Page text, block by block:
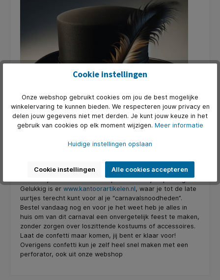
Nu je dit weet, is het de hoogste tijd om je voorraadkast
aan te vullen en als je het niet met carnaval nodig hebt,
dan heb je het hoe dan ook op een later tijdstip nodig!
Gelukkig is er www.kantoorartikelen.nl, waar je tot de late
uurtjes terecht kunt voor al je “carnavalsnoodheden”.
Bestel vandaag nog en voor je het weet heb je alles in
huis om van dit carnaval een onvergetelijk feest te maken,
zonder zorgen over loszittende kostuums of accessoires.
Laat de confetti maar komen, jij bent er klaar voor!
Overigens confetti kun je zelf heel snel maken met een
perforator, ook uit onze webshop
Cookie instellingen
Onze webshop gebruikt cookies om jou de best mogelijke
winkelervaring te kunnen bieden. We respecteren jouw privacy en
delen jouw gegevens niet met derden. Je kunt jouw keuze in het
gebruik van cookies op elk moment wijzigen. Meer informatie
Huidige instellingen opslaan
Cookie instellingen Alle cookies accepteren